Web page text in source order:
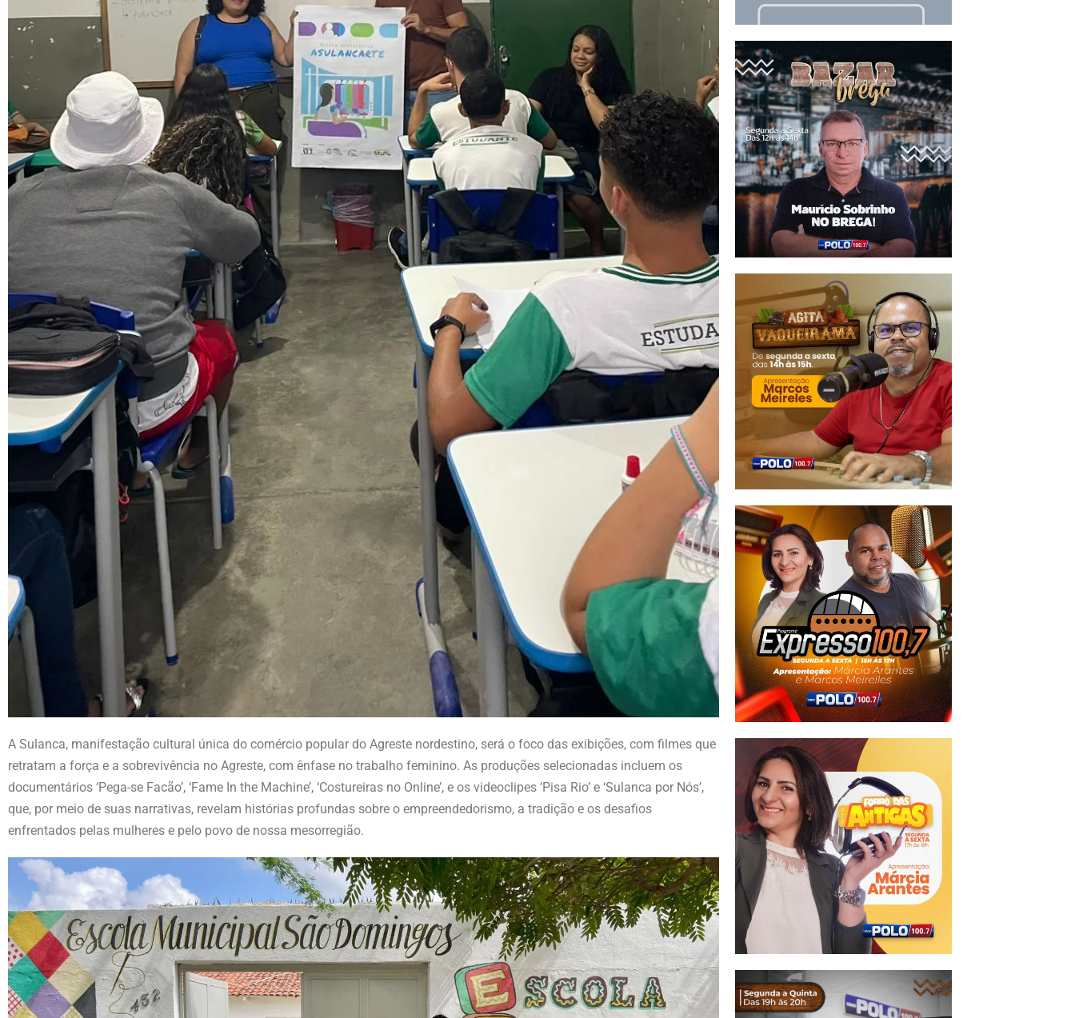
A Sulanca, manifestação cultural única do comércio popular do Agreste nordestino, será o foco das exibições, com filmes que
retratam a força e a sobrevivência no Agreste, com ênfase no trabalho feminino. As produções selecionadas incluem os
documentários ‘Pega-se Facão’, ‘Fame In the Machine’, ‘Costureiras no Online’, e os videoclipes ‘Pisa Rio’ e ‘Sulanca por Nós’,
que, por meio de suas narrativas, revelam histórias profundas sobre o empreendedorismo, a tradição e os desafios
enfrentados pelas mulheres e pelo povo de nossa mesorregião.